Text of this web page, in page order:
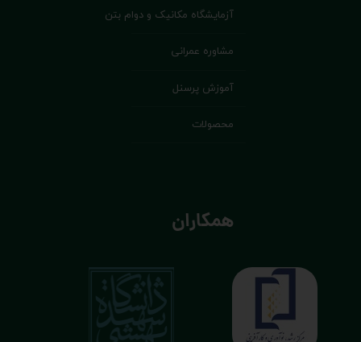
آزمایشگاه مکانیک و دوام بتن
مشاوره عمرانی
آموزش پرسنل
محصولات
همکاران